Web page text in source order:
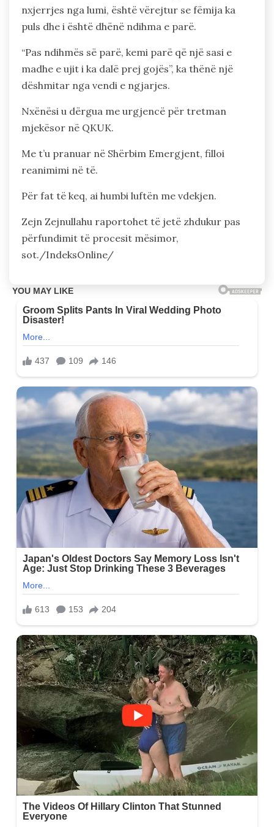
nxjerrjes nga lumi, është vërejtur se fëmija ka
puls dhe i është dhënë ndihma e parë.
“Pas ndihmës së parë, kemi parë që një sasi e
madhe e ujit i ka dalë prej gojës”, ka thënë një
dëshmitar nga vendi e ngjarjes.
Nxënësi u dërgua me urgjencë për tretman
mjekësor në QKUK.
Me t’u pranuar në Shërbim Emergjent, filloi
reanimimi në të.
Për fat të keq, ai humbi luftën me vdekjen.
Zejn Zejnullahu raportohet të jetë zhdukur pas
përfundimit të procesit mësimor,
sot./IndeksOnline/